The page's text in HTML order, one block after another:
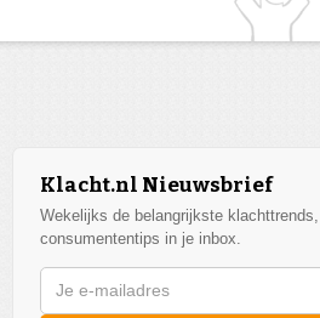
Klacht.nl Nieuwsbrief
Wekelijks de belangrijkste
consumententips in je inbox.